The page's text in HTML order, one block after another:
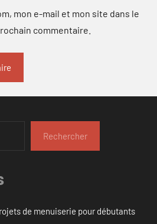
mon e-mail et mon site dans le
commentaire.
Rechercher
de menuiserie pour débutants